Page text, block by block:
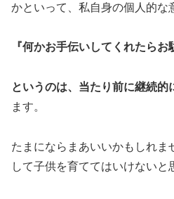
かといって、私自身の個人的な
『何かお手伝いしてくれたらお
というのは、当たり前に継続的
ます。
たまにならまあいいかもしれま
して子供を育ててはいけないと